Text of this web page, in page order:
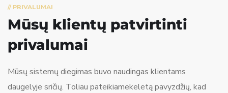
// PRIVALUMAI
Mūsų klientų patvirtinti
privalumai
Mūsų sistemų diegimas buvo naudingas klientams
daugelyje sričių. Toliau pateikiamekeletą pavyzdžių, kad